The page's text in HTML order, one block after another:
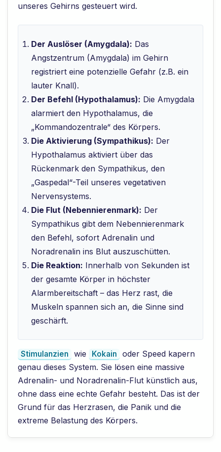
unseres Gehirns gesteuert wird.
Der Auslöser (Amygdala): Das
Angstzentrum (Amygdala) im Gehirn
registriert eine potenzielle Gefahr (z.B. ein
lauter Knall).
Der Befehl (Hypothalamus): Die Amygdala
alarmiert den Hypothalamus, die
„Kommandozentrale“ des Körpers.
Die Aktivierung (Sympathikus): Der
Hypothalamus aktiviert über das
Rückenmark den Sympathikus, den
„Gaspedal“-Teil unseres vegetativen
Nervensystems.
Die Flut (Nebennierenmark): Der
Sympathikus gibt dem Nebennierenmark
den Befehl, sofort Adrenalin und
Noradrenalin ins Blut auszuschütten.
Die Reaktion: Innerhalb von Sekunden ist
der gesamte Körper in höchster
Alarmbereitschaft – das Herz rast, die
Muskeln spannen sich an, die Sinne sind
geschärft.
Stimulanzien wie Kokain
oder Speed kapern
genau dieses System. Sie lösen eine massive
Adrenalin- und Noradrenalin-Flut künstlich aus,
ohne dass eine echte Gefahr besteht. Das ist der
Grund für das Herzrasen, die Panik und die
extreme Belastung des Körpers.